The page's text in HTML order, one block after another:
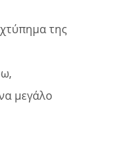
της
μεγάλο